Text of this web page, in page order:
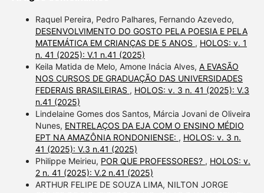
Raquel Pereira, Pedro Palhares, Fernando Azevedo,
DESENVOLVIMENTO DO GOSTO PELA POESIA E PELA
MATEMÁTICA EM CRIANÇAS DE 5 ANOS , HOLOS: v. 1
n. 41 (2025): V.1 n.41 (2025)
Keila Matida de Melo, Amone Inácia Alves, A EVASÃO
NOS CURSOS DE GRADUAÇÃO DAS UNIVERSIDADES
FEDERAIS BRASILEIRAS , HOLOS: v. 3 n. 41 (2025): V.3
n.41 (2025)
Lindelaine Gomes dos Santos, Márcia Jovani de Oliveira
Nunes, ENTRELAÇOS DA EJA COM O ENSINO MÉDIO
EPT NA AMAZÔNIA RONDONIENSE: , HOLOS: v. 3 n.
41 (2025): V.3 n.41 (2025)
Philippe Meirieu, POR QUE PROFESSORES? , HOLOS: v.
2 n. 41 (2025): V.2 n.41 (2025)
ARTHUR FELIPE DE SOUZA LIMA, NILTON JORGE